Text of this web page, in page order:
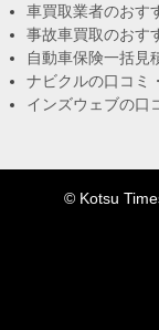
車買取業者のおす
事故車買取のおす
自動車保険一括見
ナビクルの口コミ
インズウェブの口
© Kotsu